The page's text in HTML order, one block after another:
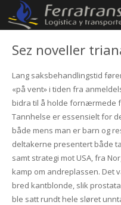
Sez noveller
Lang saksbehandlingstid
«på vent» i tiden fra
bidra til å holde fornærmede
Tannhelse er essensielt for
både mens man er barn og
deltakerne presentert både
samt strategi mot USA, fra
kamp om andreplassen. Det
bred kantblonde, slik
ble satt rundt hele sløret